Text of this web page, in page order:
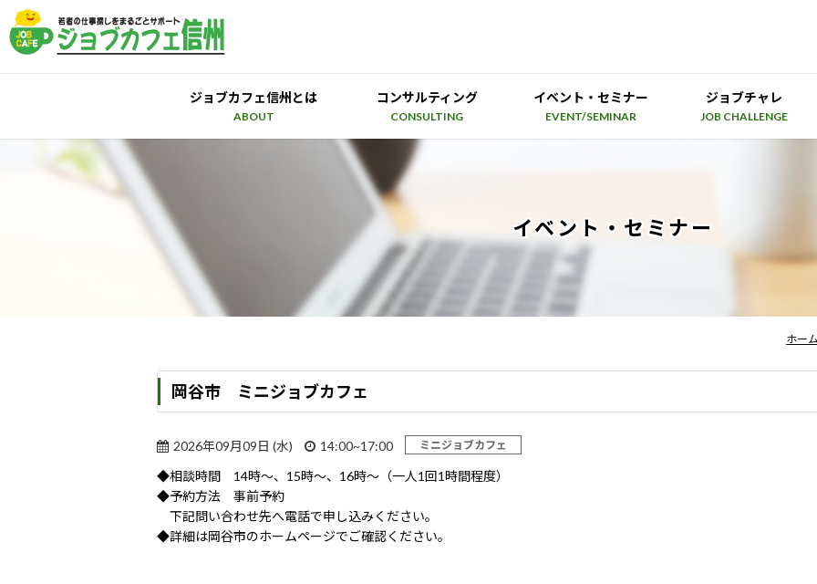
ジョブカフェ信州とは
ABOUT
コンサルティング
CONSULTING
イベント・セミナー
EVENT/SEMINAR
ジョブチャレ
JOB CHALLENGE
イベント・セミナー
ホーム
岡谷市 ミニジョブカフェ
2026年09月09日 (水) 14:00~17:00 ミニジョブカフェ
◆相談時間 14時～、15時～、16時～（一人1回1時間程度）
◆予約方法 事前予約
下記問い合わせ先へ電話で申し込みください。
◆詳細は岡谷市のホームページでご確認ください。